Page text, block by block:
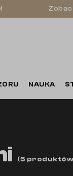
NAUKA
(5 produktów